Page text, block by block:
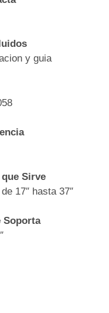
y guia
Sirve
17″ hasta 37″
Soporta